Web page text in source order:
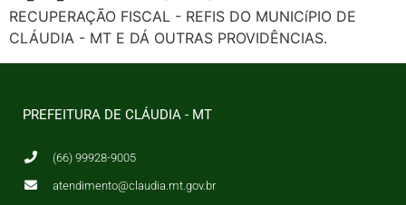
RECUPERAÇÃO FISCAL - REFIS DO MUNICíPIO DE
CLÁUDIA - MT E DÁ OUTRAS PROVIDÊNCIAS.
PREFEITURA DE CLÁUDIA - MT
(66) 99928-9005
atendimento@claudia.mt.gov.br